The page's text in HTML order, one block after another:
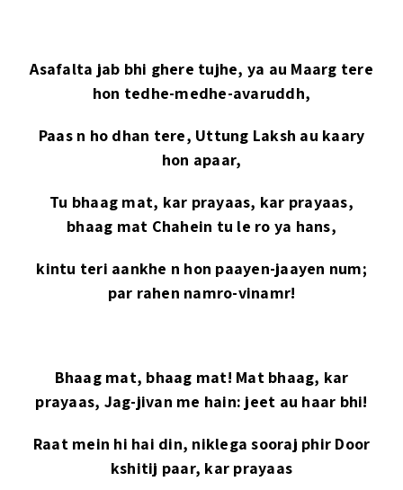
Asafalta jab bhi ghere tujhe, ya au Maarg tere
hon tedhe-medhe-avaruddh,
Paas n ho dhan tere, Uttung Laksh au kaary
hon apaar,
Tu bhaag mat, kar prayaas, kar prayaas,
bhaag mat Chahein tu le ro ya hans,
kintu teri aankhe n hon paayen-jaayen num;
par rahen namro-vinamr!
Bhaag mat, bhaag mat! Mat bhaag, kar
prayaas, Jag-jivan me hain: jeet au haar bhi!
Raat mein hi hai din, niklega sooraj phir Door
kshitij paar, kar prayaas